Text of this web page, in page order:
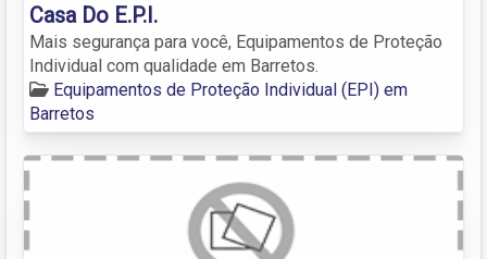
Casa Do E.P.I.
Mais segurança para você, Equipamentos de Proteção
Individual com qualidade em Barretos.
Equipamentos de Proteção Individual (EPI) em
Barretos